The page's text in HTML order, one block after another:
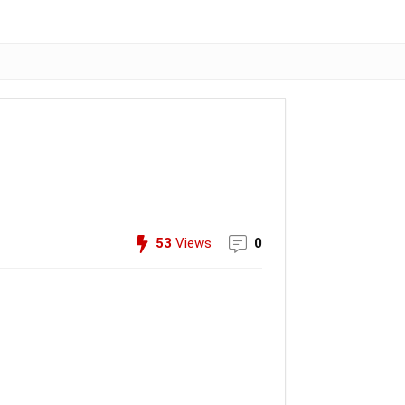
53 Views 0